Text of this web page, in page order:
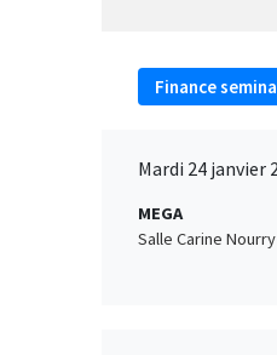
Finance
Mardi 24 janvier
MEGA
Salle Carine Nourry